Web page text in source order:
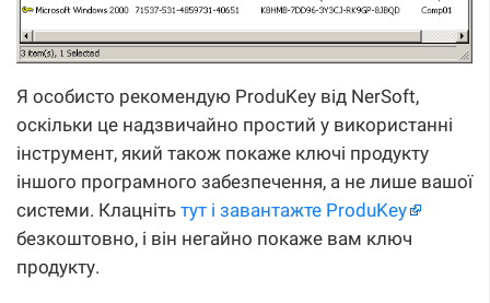
Я особисто рекомендую ProduKey від NerSoft,
оскільки це надзвичайно простий у використанні
інструмент, який також покаже ключі продукту
іншого програмного забезпечення, а не лише вашої
системи. Клацніть тут і завантажте ProduKey
безкоштовно, і він негайно покаже вам ключ
продукту.